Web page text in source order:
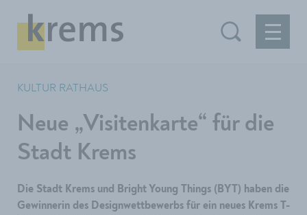
KULTUR RATHAUS
Neue „Visitenkarte“ für die
Stadt Krems
Die Stadt Krems und Bright Young Things (BYT) haben die
Gewinnerin des Designwettbewerbs für ein neues Krems T-